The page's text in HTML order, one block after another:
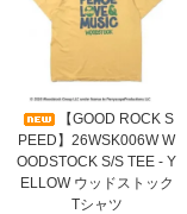
【GOOD ROCK S
PEED】26WSK006W W
OODSTOCK S/S TEE - Y
ELLOW ウッドストック
Tシャツ